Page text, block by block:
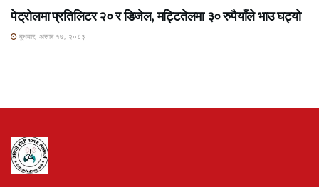
पेट्रोलमा प्रतिलिटर २० र डिजेल, मट्टितेलमा ३० रुपैयाँले भाउ घट्यो
बुधबार, असार १७, २०८३